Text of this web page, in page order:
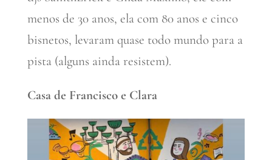
menos de 30 anos, ela com 80 anos e cinco
bisnetos, levaram quase todo mundo para a
pista (alguns ainda resistem).
Casa de Francisco e Clara